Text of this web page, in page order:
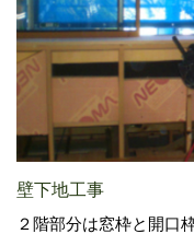
壁下地工事
２階部分は窓枠と開口